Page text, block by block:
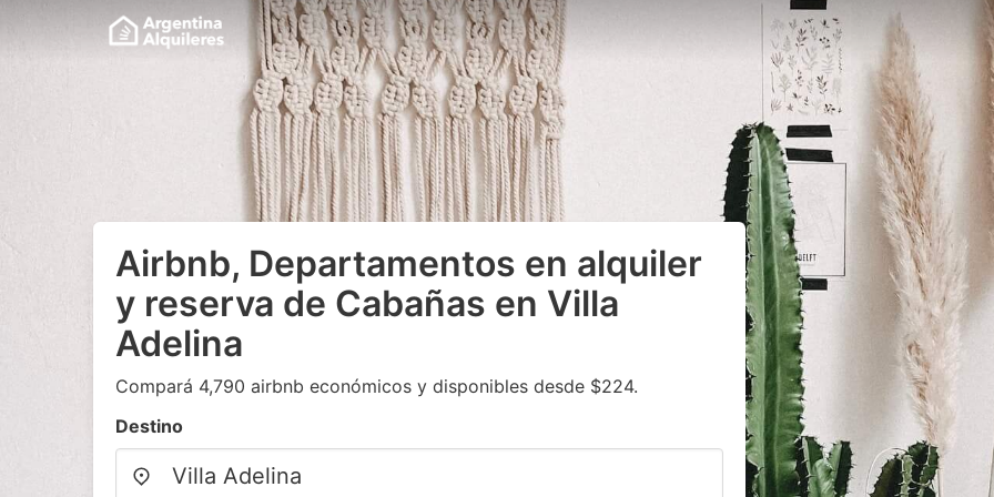
Airbnb, Departamentos en alquiler
y reserva de Cabañas en Villa
Adelina
Compará 4,790 airbnb económicos y disponibles desde $224.
Destino